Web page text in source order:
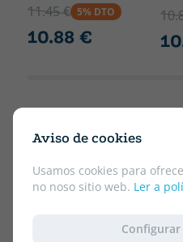
Aviso de cookies
Usamos cookies para
no noso sitio web. Ler a
11.45 € 5% DTO
10.88 €